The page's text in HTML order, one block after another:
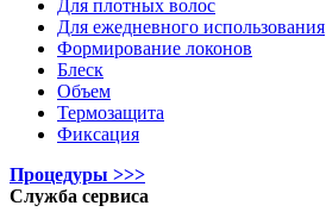
Для плотных волос
Для ежедневного использования
Формирование локонов
Блеск
Объем
Термозащита
Фиксация
Процедуры >>>
Служба сервиса